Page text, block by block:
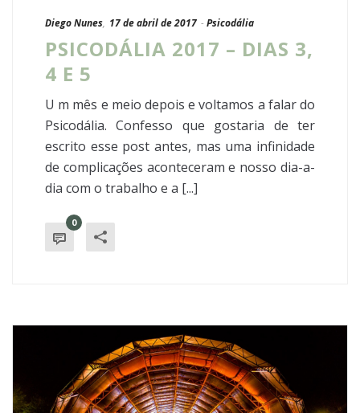
Diego Nunes, 17 de abril de 2017 - Psicodália
PSICODÁLIA 2017 – DIAS 3,
4 E 5
U m mês e meio depois e voltamos a falar do
Psicodália. Confesso que gostaria de ter
escrito esse post antes, mas uma infinidade
de complicações aconteceram e nosso dia-a-
dia com o trabalho e a [...]
0